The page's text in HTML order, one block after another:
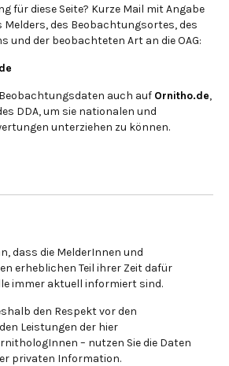
für diese Seite? Kurze Mail mit Angabe
Melders, des Beobachtungsortes, des
und der beobachteten Art an die OAG:
auch auf Ornitho.de,
DDA, um sie nationalen und
unterziehen zu können.
dass die MelderInnen und
erheblichen Teil ihrer Zeit dafür
immer aktuell informiert sind.
den Respekt vor den
Leistungen der hier
– nutzen Sie die Daten
privaten Information.